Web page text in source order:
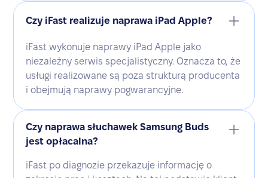
Czy iFast realizuje naprawa iPad Apple?
iFast wykonuje naprawy iPad Apple jako
niezależny serwis specjalistyczny. Oznacza to, że
usługi realizowane są poza strukturą producenta
i obejmują naprawy pogwarancyjne.
Czy naprawa słuchawek Samsung Buds
jest opłacalna?
iFast po diagnozie przekazuje informację o